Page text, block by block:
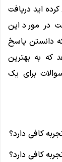
اید دریافت
در مورد این
دانستن پاسخ
به بهترین
برای یک
کافی دارد؟
کافی دارد؟